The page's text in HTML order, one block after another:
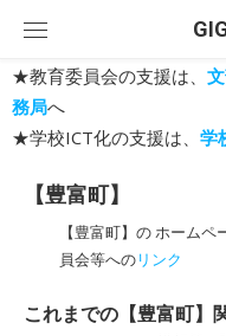
content
★教育委員会の支援は、
務局へ
★学校ICT化の支援は、 学
【豊富町】
【豊富町】の ホームペ
員会等へのリンク
これまでの【豊富町】